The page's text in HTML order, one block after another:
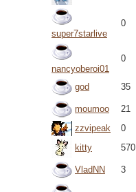
super7starlive
0
nancyoberoi01
0
god 35
moumoo 21
zzvipeak
0
kitty
570
VladNN 3